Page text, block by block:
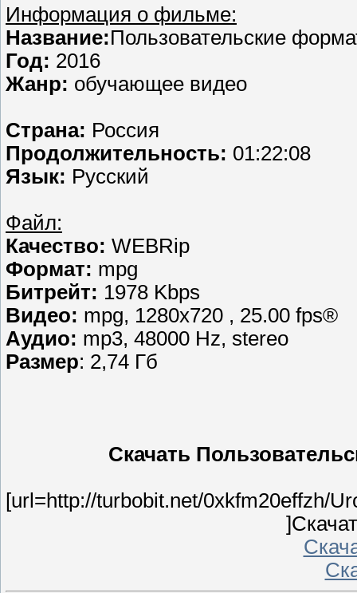
Информация о фильме:
Название:Пользовательские
Год: 2016
Жанр: обучающее видео
Страна: Россия
Продолжительность: 01:22:08
Язык: Русский
Файл:
Качество: WEBRip
Формат: mpg
Битрейт: 1978 Kbps
Видео: mpg, 1280х720 , 25.00 fps®
Аудио: mp3, 48000 Hz, stereo
Размер: 2,74 Гб
Скачать
[url=http://turbobit.net/0xkfm20effzh/